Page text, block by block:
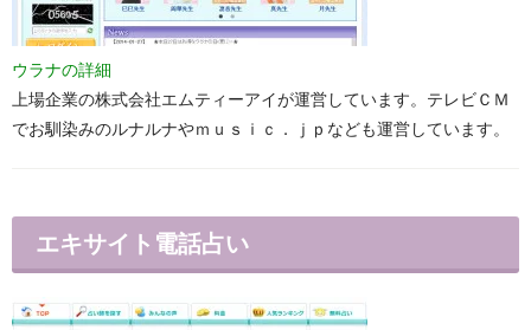
ウラナの詳細
上場企業の株式会社エムティーアイが運営しています。テレビＣＭ
でお馴染みのルナルナやｍｕｓｉｃ．ｊｐなども運営しています。
エキサイト電話占い